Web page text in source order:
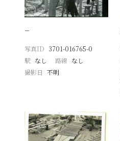
−
写真ID 3701-016765-0
駅 なし 路線 なし
撮影日
不明